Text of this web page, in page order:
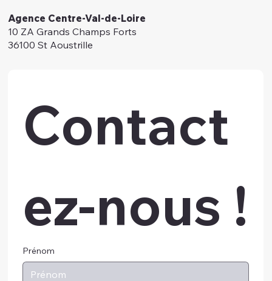
Contact
ez-nous !
Prénom
Agence Centre-Val-de-Loire
10 ZA Grands Champs Forts
36100 St Aoustrille